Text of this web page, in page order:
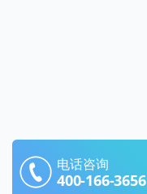
电话咨询
400-166-3656